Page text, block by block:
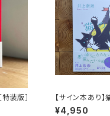
装版］
【サイン本あり
限定・オリジナル
¥4,950